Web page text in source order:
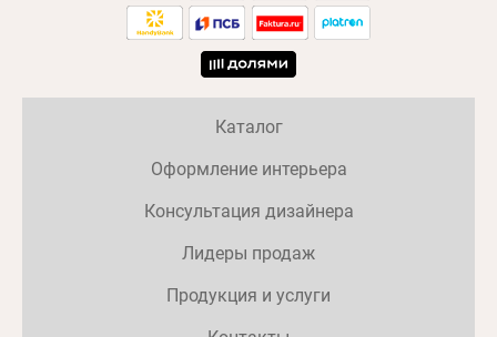
Каталог
Оформление интерьера
Консультация дизайнера
Лидеры продаж
Продукция и услуги